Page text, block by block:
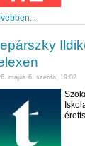
május 6. szerda, 19:02